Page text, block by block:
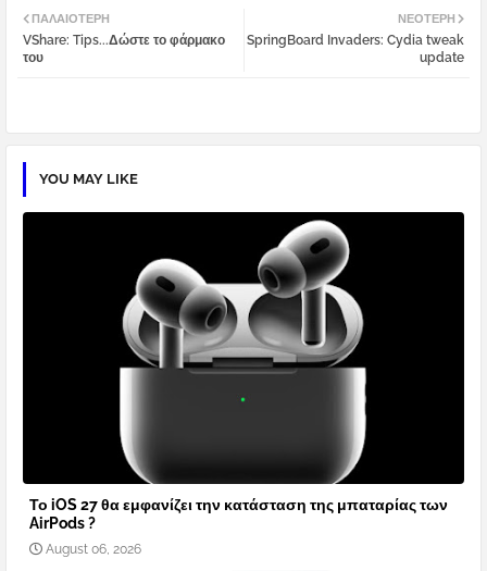
tter atsa
ΝΕΌΤΕΡΗ
SpringBoard Invaders: Cydia tweak
update
ΠΑΛΑΙΌΤΕΡΗ
VShare: Tips...Δώστε το φάρμακο
του
YOU MAY LIKE
Το iOS 27 θα εμφανίζει την κατάσταση της μπαταρίας των
AirPods ?
August 06, 2026